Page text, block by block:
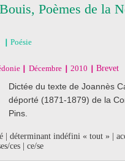
Poèmes de la
Poésie
Décembre 2010 Brevet
Dictée du texte de Joannès
déporté (1871-1879) de la
Pins.
| déterminant indéfini « tout » |
ces | ce/se